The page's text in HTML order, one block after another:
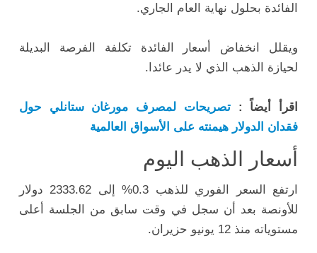
الفائدة بحلول نهاية العام الجاري.
ويقلل انخفاض أسعار الفائدة تكلفة الفرصة البديلة
لحيازة الذهب الذي لا يدر عائدا.
اقرأ أيضاً :تصريحات لمصرف مورغان ستانلي حول
فقدان الدولار هيمنته على الأسواق العالمية
أسعار الذهب اليوم
ارتفع السعر الفوري للذهب 0.3% إلى 2333.62 دولار
للأونصة بعد أن سجل في وقت سابق من الجلسة أعلى
مستوياته منذ 12 يونيو حزيران.